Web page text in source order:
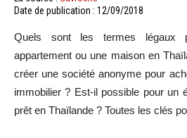
Date de publication : 12/09/2018
Quels sont les termes légaux
appartement ou une maison en
créer une société anonyme pour
immobilier ? Est-il possible pour un
prêt en Thaïlande ? Toutes les clés